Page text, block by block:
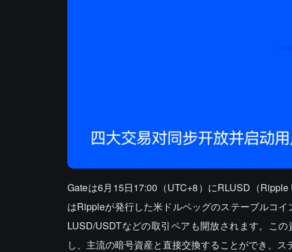
Gateは6月15日17:00（UTC+8）にRLUSD（
はRippleが発行した米ドルペッグのステーブルコ
LUSD/USDTなどの取引ペアも開放されます。こ
し、主流の暗号資産と直接交換することができ、